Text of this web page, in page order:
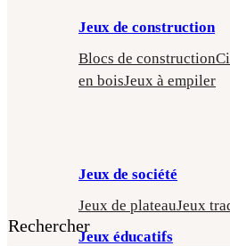
Rechercher
Jeux de construction
Blocs de construction
en boisJeux à empiler
Jeux de société
Jeux de plateauJeux
Jeux éducatifs